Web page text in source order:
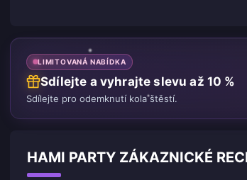
LIMITOVANÁ NABÍDKA
Sdílejte a vyhrajte slevu až 10 %
Sdílejte pro odemknutí kola štěstí.
HAMI PARTY ZÁKAZNICKÉ